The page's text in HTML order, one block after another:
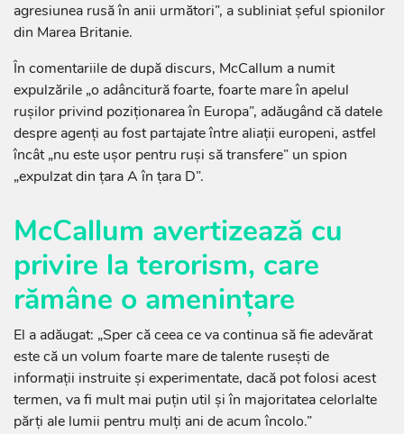
agresiunea rusă în anii următori”, a subliniat şeful spionilor
din Marea Britanie.
În comentariile de după discurs, McCallum a numit
expulzările „o adâncitură foarte, foarte mare în apelul
rușilor privind poziționarea în Europa”, adăugând că datele
despre agenți au fost partajate între aliații europeni, astfel
încât „nu este ușor pentru ruși să transfere” un spion
„expulzat din țara A în țara D”.
McCallum avertizează cu
privire la terorism, care
rămâne o amenințare
El a adăugat: „Sper că ceea ce va continua să fie adevărat
este că un volum foarte mare de talente rusești de
informații instruite și experimentate, dacă pot folosi acest
termen, va fi mult mai puțin util și în majoritatea celorlalte
părți ale lumii pentru mulți ani de acum încolo.”